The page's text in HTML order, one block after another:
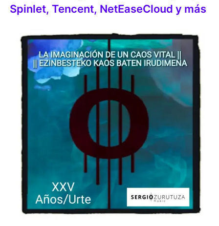
Spinlet, Tencent, NetEaseCloud y más